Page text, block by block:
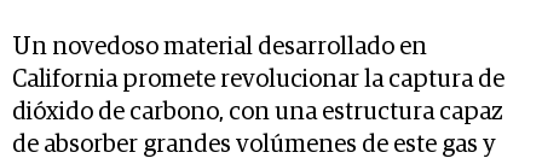
Un novedoso material desarrollado en
California promete revolucionar la captura de
dióxido de carbono, con una estructura capaz
de absorber grandes volúmenes de este gas y